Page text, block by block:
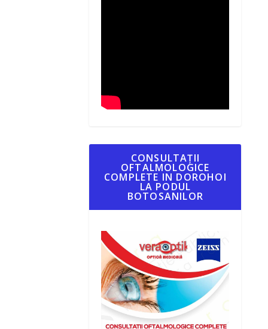
CONSULTAȚII
OFTALMOLOGICE
COMPLETE IN DOROHOI
LA PODUL
BOTOSANILOR